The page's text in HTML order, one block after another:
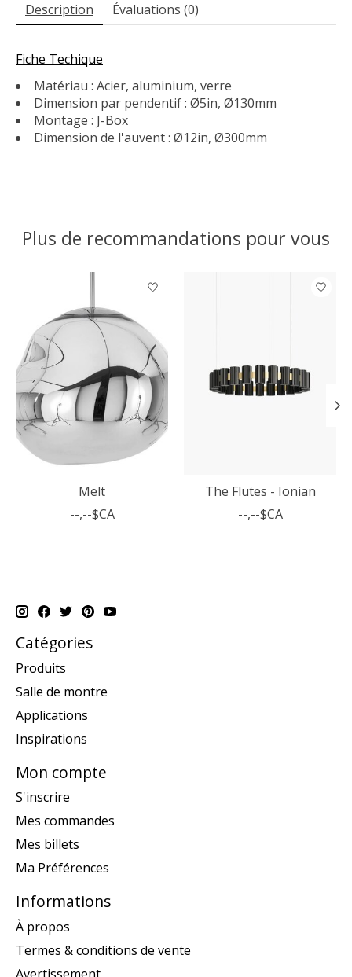
Description Évaluations (0)
Fiche Techique
Matériau : Acier, aluminium, verre
Dimension par pendentif : Ø5in, Ø130mm
Montage : J-Box
Dimension de l'auvent : Ø12in, Ø300mm
Plus de recommandations pour vous
Articles du carrousel de produits
Melt
--,--$CA
The Flutes - Ionian
--,--$CA
Catégories
Produits
Salle de montre
Applications
Inspirations
Mon compte
S'inscrire
Mes commandes
Mes billets
Ma Préférences
Informations
À propos
Termes & conditions de vente